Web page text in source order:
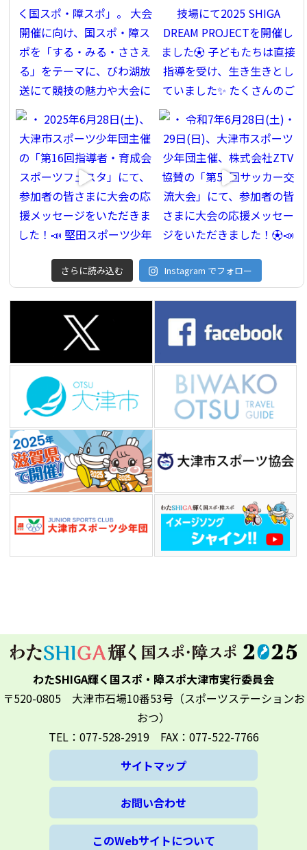
さらに読み込む Instagram でフォロー
わたSHIGA輝く国スポ・障スポ大津市実行委員会
〒520-0805 大津市石場10番53号（スポーツステーションお
おつ）
TEL：077-528-2919 FAX：077-522-7766
サイトマップ
お問い合わせ
このWebサイトについて